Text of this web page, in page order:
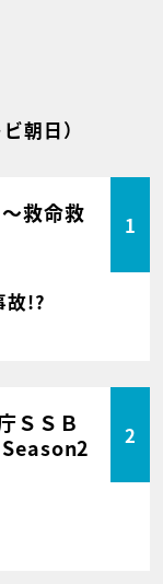
朝日）
救命救
1
故!?
ＳＳＢ
2